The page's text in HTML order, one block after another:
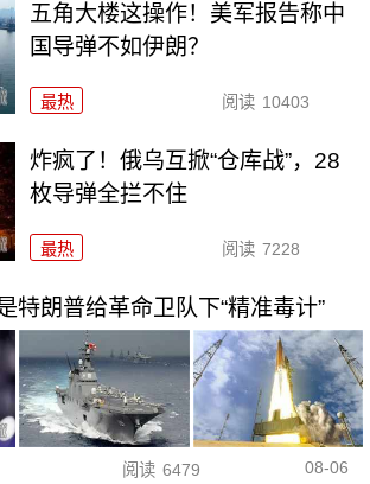
五角大楼这操作！美军报告称中
国导弹不如伊朗？
最热 阅读 10403
炸疯了！俄乌互掀“仓库战”，28
枚导弹全拦不住
最热 阅读 7228
特朗普给革命卫队下“精准毒计”
阅读 6479 08-06